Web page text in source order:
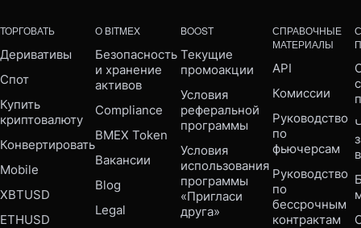
ТОРГОВАТЬ
Деривативы
Спот
Купить
криптовалюту
Конвертировать
Mobile
XBTUSD
ETHUSD
О BITMEX
Безопасность
и хранение
активов
Compliance
BMEX Token
Вакансии
Blog
Legal
BOOST
Текущие
промоакции
Условия
реферальной
программы
Условия
использования
программы
«Пригласи
друга»
СПРАВОЧНЫЕ
МАТЕРИАЛЫ
API
Комиссии
Руководство
по
фьючерсам
Руководство
по
бессрочным
контрактам